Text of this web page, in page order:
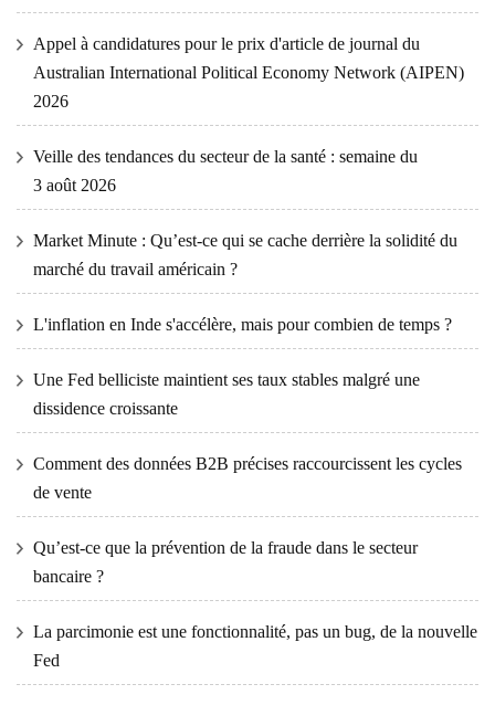
Appel à candidatures pour le prix d'article de journal du
Australian International Political Economy Network (AIPEN)
2026
Veille des tendances du secteur de la santé : semaine du
3 août 2026
Market Minute : Qu’est-ce qui se cache derrière la solidité du
marché du travail américain ?
L'inflation en Inde s'accélère, mais pour combien de temps ?
Une Fed belliciste maintient ses taux stables malgré une
dissidence croissante
Comment des données B2B précises raccourcissent les cycles
de vente
Qu’est-ce que la prévention de la fraude dans le secteur
bancaire ?
La parcimonie est une fonctionnalité, pas un bug, de la nouvelle
Fed